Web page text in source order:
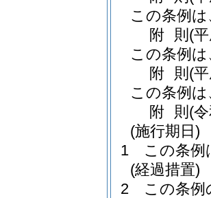
この条例
附 則 (
この条例
附 則 (
この条例
附 則 (
(施行期日)
1
この条例
(経過措置)
2
この条例